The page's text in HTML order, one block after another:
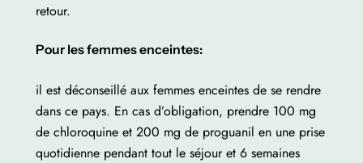
retour.
Pour les femmes enceintes:
il est déconseillé aux femmes enceintes de se rendre
dans ce pays. En cas d’obligation, prendre 100 mg
de chloroquine et 200 mg de proguanil en une prise
quotidienne pendant tout le séjour et 6 semaines